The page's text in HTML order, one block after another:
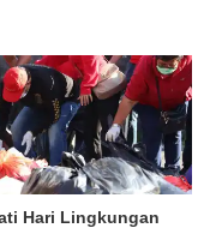
Hari Lingkungan